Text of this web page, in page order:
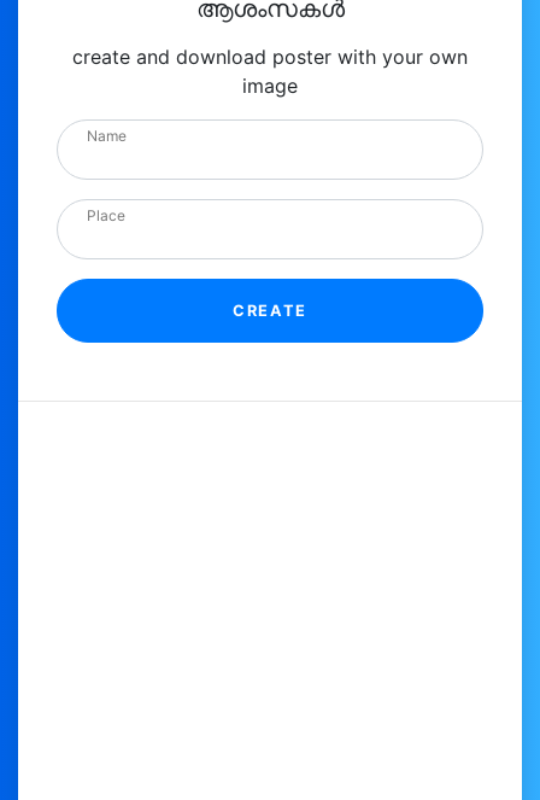
ആശംസകൾ
create and download poster with your own
image
Name
Place
CREATE